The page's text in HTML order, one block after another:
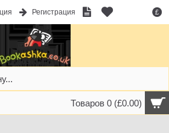
£
Регистрация
Товаров 0 (£0.00)